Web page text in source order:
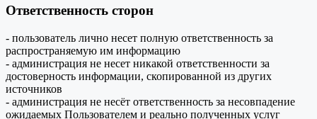
Ответственность сторон
- пользователь лично несет полную ответственность за
распространяемую им информацию
- администрация не несет никакой ответственности за
достоверность информации, скопированной из других
источников
- администрация не несёт ответственность за несовпадение
ожидаемых Пользователем и реально полученных услуг